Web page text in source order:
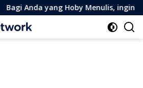
Anda yang Hoby Menulis, ingin jadi